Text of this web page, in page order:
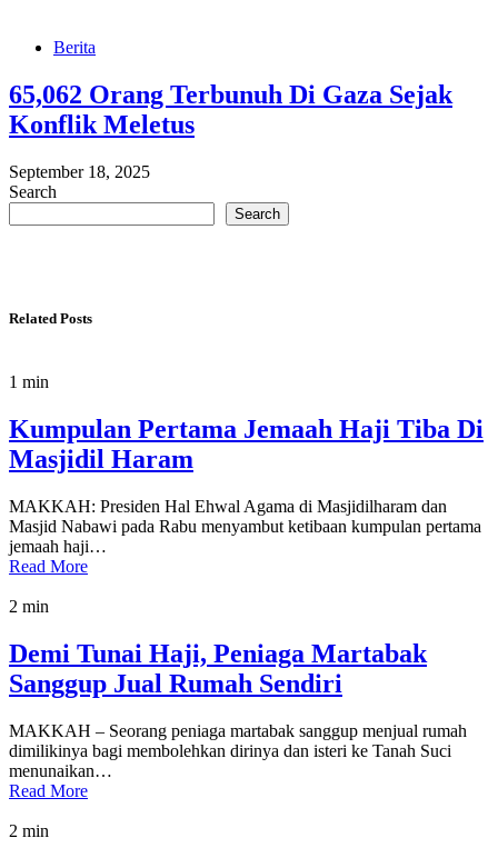
Berita
65,062 Orang Terbunuh Di Gaza Sejak
Konflik Meletus
September 18, 2025
Search
Search
Related Posts
1 min
Kumpulan Pertama Jemaah Haji Tiba Di
Masjidil Haram
MAKKAH: Presiden Hal Ehwal Agama di Masjidilharam dan
Masjid Nabawi pada Rabu menyambut ketibaan kumpulan pertama
jemaah haji…
Read More
2 min
Demi Tunai Haji, Peniaga Martabak
Sanggup Jual Rumah Sendiri
MAKKAH – Seorang peniaga martabak sanggup menjual rumah
dimilikinya bagi membolehkan dirinya dan isteri ke Tanah Suci
menunaikan…
Read More
2 min